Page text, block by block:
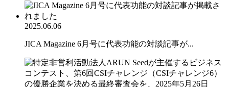
2025.06.06
JICA Magazine 6月号に代表功能の対談記事が...